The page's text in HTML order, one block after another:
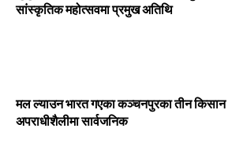
सांस्कृतिक महोत्सवमा प्रमुख अतिथि
मल ल्याउन भारत गएका कञ्चनपुरका तीन किसान
अपराधीशैलीमा सार्वजनिक